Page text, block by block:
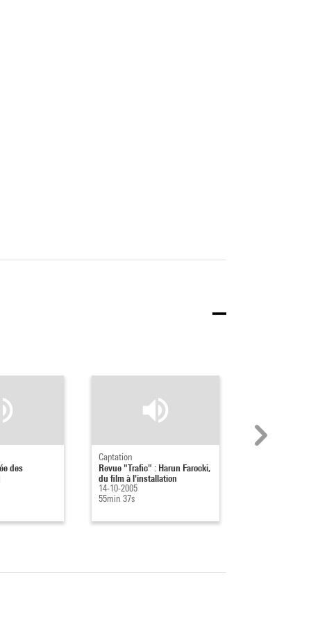
des
Captation
Revue "Trafic" : Harun Farocki,
du film à l'installation
14-10-2005
55min 37s